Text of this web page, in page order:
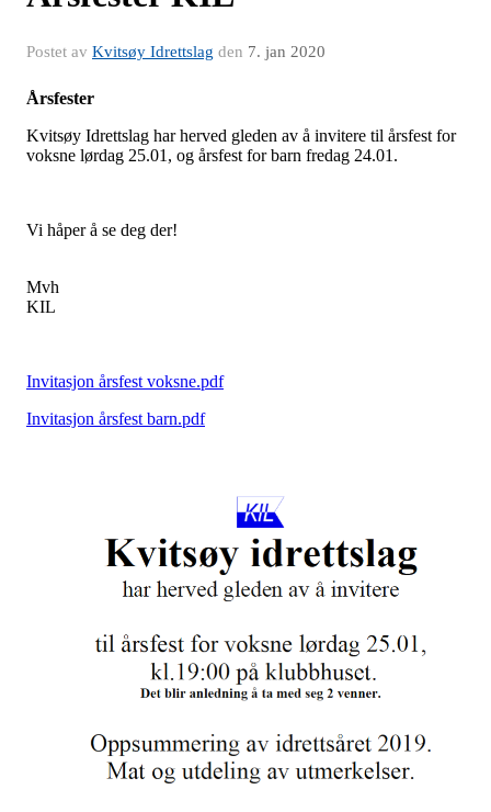
Postet av Kvitsøy Idrettslag den 7. jan 2020
Årsfester
Kvitsøy Idrettslag har herved gleden av å invitere til årsfest for
voksne lørdag 25.01, og årsfest for barn fredag 24.01.
Vi håper å se deg der!
Mvh
KIL
Invitasjon årsfest voksne.pdf
Invitasjon årsfest barn.pdf